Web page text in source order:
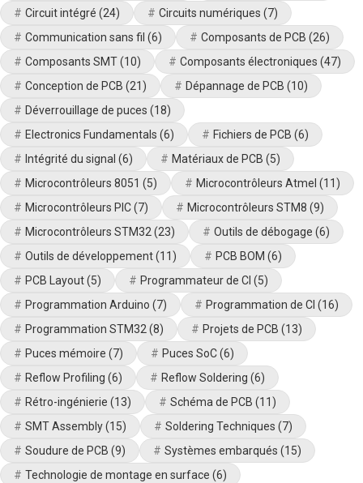
Circuit intégré (24) Circuits numériques (7)
Communication sans fil (6) Composants de PCB (26)
Composants SMT(10) Composants électroniques (47)
Conception de PCB (21) Dépannage de PCB (10)
Déverrouillage de puces (18)
Electronics Fundamentals (6) Fichiers de PCB (6)
Intégrité du signal (6) Matériaux de PCB (5)
Microcontrôleurs 8051 (5) Microcontrôleurs Atmel (11)
Microcontrôleurs PIC(7) Microcontrôleurs STM8 (9)
Microcontrôleurs STM32(23) Outils de débogage (6)
Outils de développement(11) PCB BOM (6)
PCB Layout(5) Programmateur de CI (5)
Programmation Arduino (7) Programmation de CI (16)
Programmation STM32(8) Projets de PCB (13)
Puces mémoire (7) Puces SoC(6)
Reflow Profiling (6) Reflow Soldering (6)
Rétro-ingénierie (13) Schéma de PCB (11)
SMT Assembly(15) Soldering Techniques (7)
Soudure de PCB (9) Systèmes embarqués (15)
Technologie de montage en surface (6)